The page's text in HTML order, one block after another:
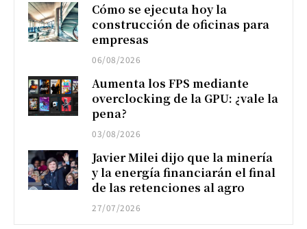
Cómo se ejecuta hoy la
construcción de oficinas para
empresas
06/08/2026
Aumenta los FPS mediante
overclocking de la GPU: ¿vale la
pena?
03/08/2026
Javier Milei dijo que la minería
y la energía financiarán el final
de las retenciones al agro
27/07/2026